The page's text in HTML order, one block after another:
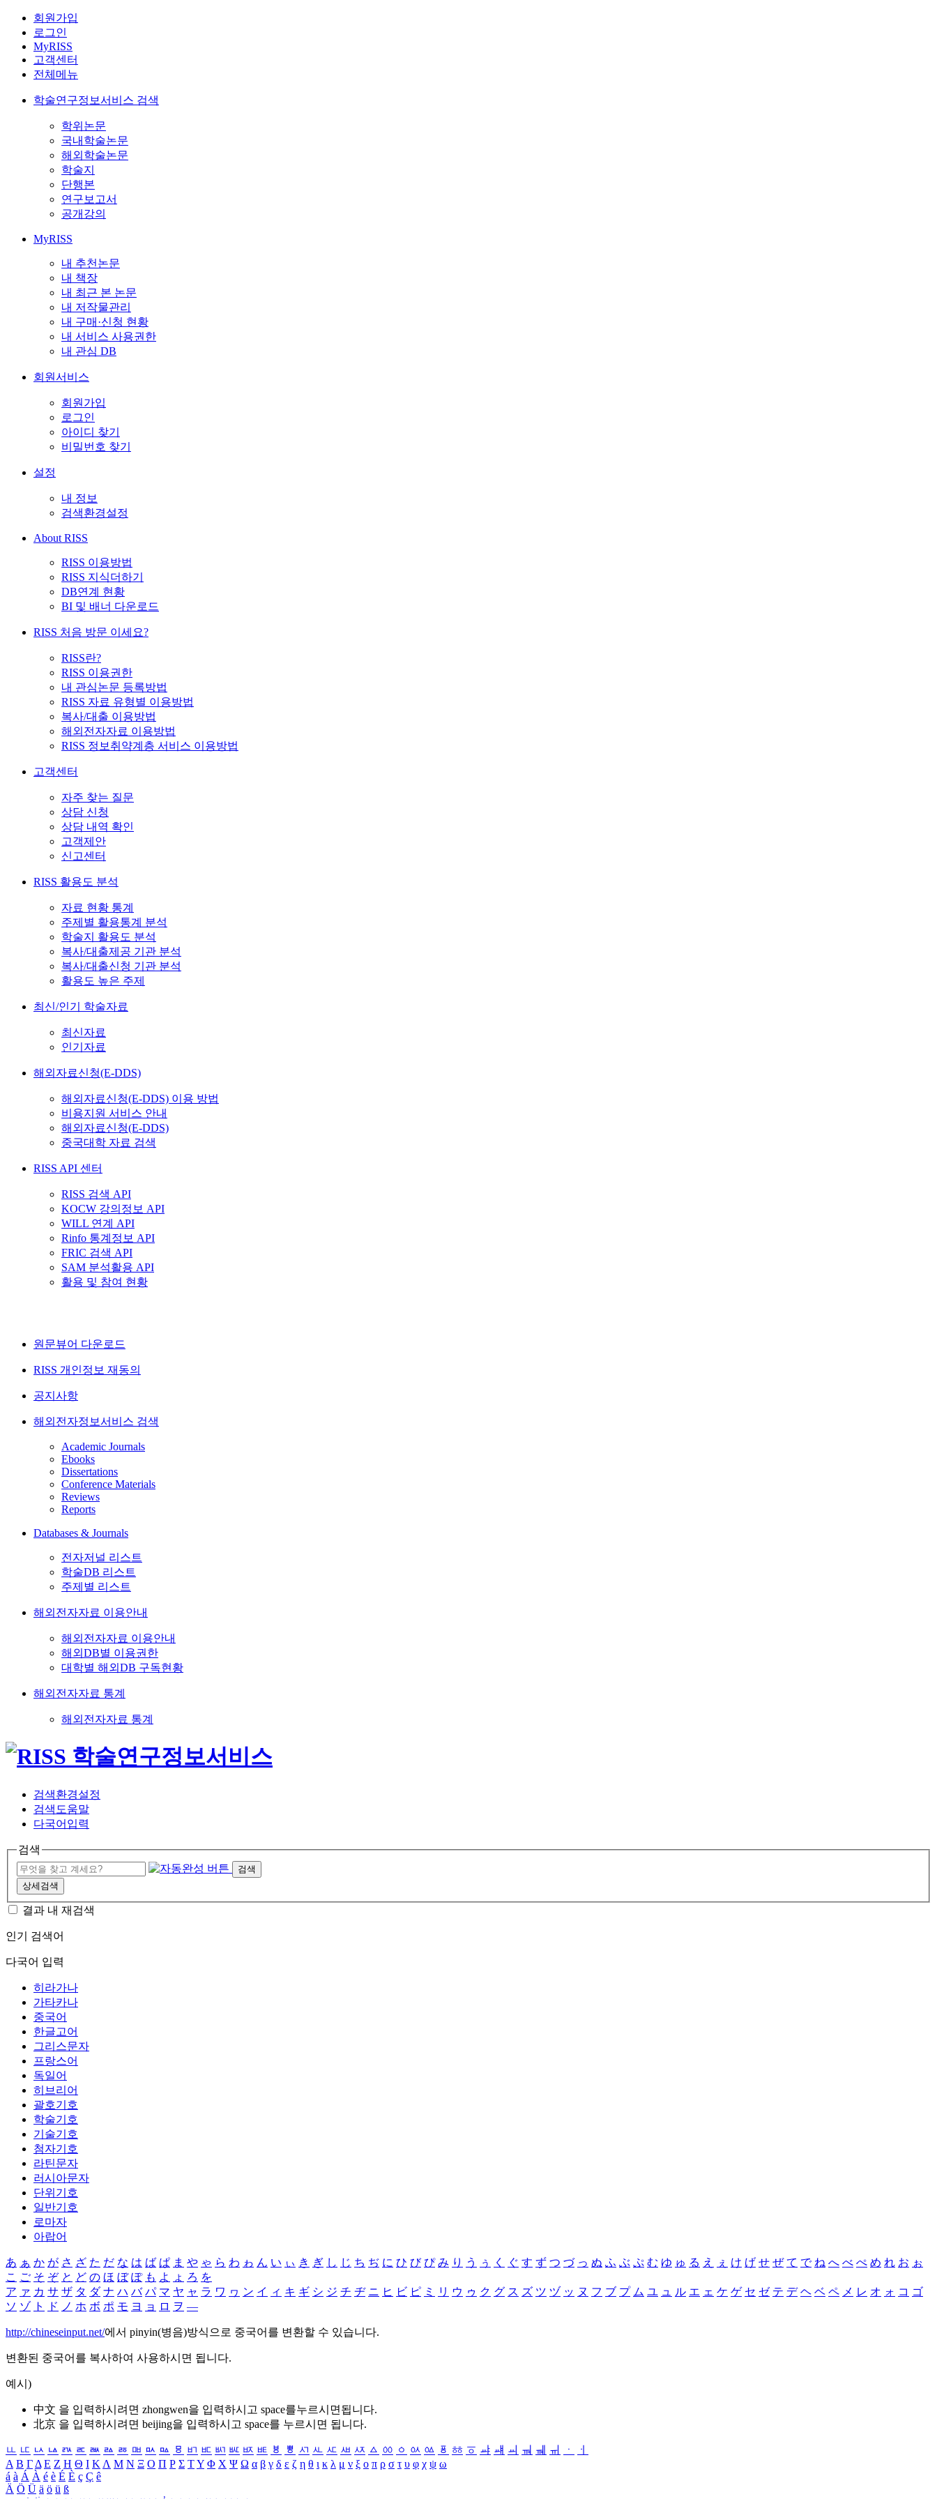
회원가입
로그인
MyRISS
고객센터
전체메뉴
학술연구정보서비스 검색
학위논문
국내학술논문
해외학술논문
학술지
단행본
연구보고서
공개강의
MyRISS
내 추천논문
내 책장
내 최근 본 논문
내 저작물관리
내 구매·신청 현황
내 서비스 사용권한
내 관심 DB
회원서비스
회원가입
로그인
아이디 찾기
비밀번호 찾기
설정
내 정보
검색환경설정
About RISS
RISS 이용방법
RISS 지식더하기
DB연계 현황
BI 및 배너 다운로드
RISS 처음 방문 이세요?
RISS란?
RISS 이용권한
내 관심논문 등록방법
RISS 자료 유형별 이용방법
복사/대출 이용방법
해외전자자료 이용방법
RISS 정보취약계층 서비스 이용방법
고객센터
자주 찾는 질문
상담 신청
상담 내역 확인
고객제안
신고센터
RISS 활용도 분석
자료 현황 통계
주제별 활용통계 분석
학술지 활용도 분석
복사/대출제공 기관 분석
복사/대출신청 기관 분석
활용도 높은 주제
최신/인기 학술자료
최신자료
인기자료
해외자료신청(E-DDS)
해외자료신청(E-DDS) 이용 방법
비용지원 서비스 안내
해외자료신청(E-DDS)
중국대학 자료 검색
RISS API 센터
RISS 검색 API
KOCW 강의정보 API
WILL 연계 API
Rinfo 통계정보 API
FRIC 검색 API
SAM 분석활용 API
활용 및 참여 현황
원문뷰어 다운로드
RISS 개인정보 재동의
공지사항
해외전자정보서비스 검색
Academic Journals
Ebooks
Dissertations
Conference Materials
Reviews
Reports
Databases & Journals
전자저널 리스트
학술DB 리스트
주제별 리스트
해외전자자료 이용안내
해외전자자료 이용안내
해외DB별 이용권한
대학별 해외DB 구독현황
해외전자자료 통계
해외전자자료 통계
검색환경설정
검색도움말
다국어입력
검색
검색
상세검색
결과 내 재검색
인기 검색어
다국어 입력
히라가나
가타카나
중국어
한글고어
그리스문자
프랑스어
독일어
히브리어
괄호기호
학술기호
기술기호
첨자기호
라틴문자
러시아문자
단위기호
일반기호
로마자
아랍어
あ ぁ か が さ ざ た だ な は ば ぱ ま や ゃ ら わ ゎ ん い ぃ き ぎ し じ ち ぢ に ひ び ぴ み り う ぅ く ぐ す ず つ づ っ ぬ ふ ぶ ぷ む ゆ ゅ る え ぇ け げ せ ぜ て で ね へ べ ぺ め れ お ぉ
こ ご そ ぞ と ど の ほ ぼ ぽ も よ ょ ろ を
ア ァ カ サ ザ タ ダ ナ ハ バ パ マ ヤ ャ ラ ワ ヮ ン イ ィ キ ギ シ ジ チ ヂ ニ ヒ ビ ピ ミ リ ウ ゥ ク グ ス ズ ツ ヅ ッ ヌ フ ブ プ ム ユ ュ ル エ ェ ケ ゲ セ ゼ テ デ ヘ ベ ペ メ レ オ ォ コ ゴ
ソ ゾ ト ド ノ ホ ボ ポ モ ヨ ョ ロ ヲ ―
http://chineseinput.net/에서 pinyin(병음)방식으로 중국어를 변환할 수 있습니다.
변환된 중국어를 복사하여 사용하시면 됩니다.
예시)
中文 을 입력하시려면 zhongwen을 입력하시고 space를누르시면됩니다.
北京 을 입력하시려면 beijing을 입력하시고 space를 누르시면 됩니다.
ㅥ ㅦ ㅧ ㅨ ㅩ ㅪ ㅫ ㅬ ㅭ ㅮ ㅯ ㅰ ㅱ ㅲ ㅳ ㅴ ㅵ ㅶ ㅷ ㅸ ㅹ ㅺ ㅻ ㅼ ㅽ ㅾ ㅿ ㆀ ㆁ ㆂ ㆃ ㆄ ㆅ ㆆ ㆇ ㆈ ㆉ ㆊ ㆋ ㆌ ㆍ
ㆎ
Α Β ΓΔ Ε Ζ Η Θ Ι ΚΛ Μ Ν Ξ Ο Π Ρ Σ ΤΥ Φ Χ Ψ Ω α β γ δ ε ζ η θ ι κ λ μ ν ξ ο π ρ σ τ υ φ χ ψ ω
á à Á À é è É È ç Ç ê
Ä Ö Ü ä ö ü ß